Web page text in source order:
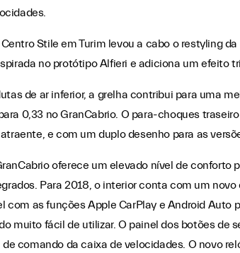
Stile em Turim levou a cabo o restyling
no protótipo Alfieri e adiciona um efeito
de ar inferior, a grelha contribui para uma
0,33 no GranCabrio. O para-choques
e com um duplo desenho para as
oferece um elevado nível de
Para 2018, o interior conta com um
as funções Apple CarPlay e Android
muito fácil de utilizar. O painel dos botões
comando da caixa de velocidades. O novo